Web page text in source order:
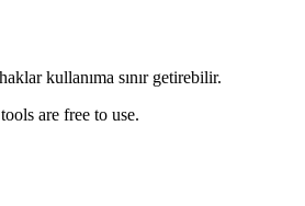
kullanıma sınır getirebilir.
are free to use.